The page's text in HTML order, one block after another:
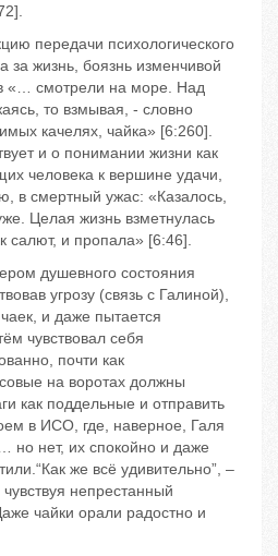
передачи психологического
за жизнь, боязнь изменчивой
«… смотрели на море. Над
то взмывая, - словно
качелях, чайка» [6:260].
и о понимании жизни как
человека к вершине удачи,
в смертный ужас: «Казалось,
Целая жизнь взметнулась
салют, и пропала» [6:46].
душевного состояния
угрозу (связь с Галиной),
и даже пытается
чувствовал себя
почти как
на воротах должны
как поддельные и отправить
в ИСО, где, наверное, Галя
но нет, их спокойно и даже
же всё удивительно”, –
непрестанный
чайки орали радостно и